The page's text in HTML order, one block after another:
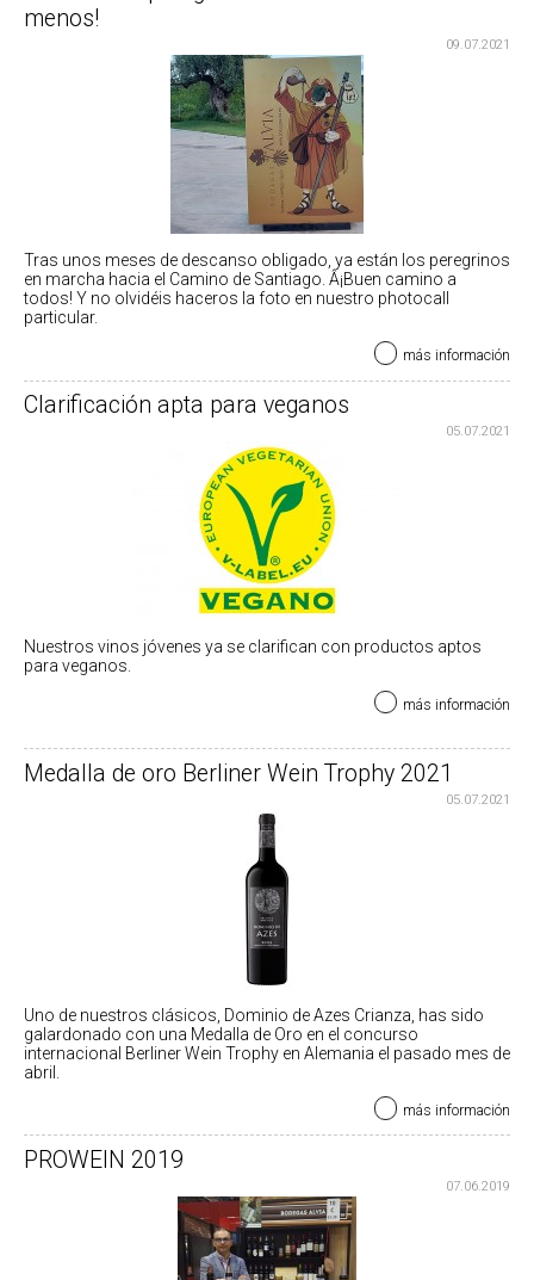
menos!
09.07.2021
Tras unos meses de descanso obligado, ya están los peregrinos
en marcha hacia el Camino de Santiago. Â¡Buen camino a
todos! Y no olvidéis haceros la foto en nuestro photocall
particular.
más información
Clarificación apta para veganos
05.07.2021
Nuestros vinos jóvenes ya se clarifican con productos aptos
para veganos.
más información
Medalla de oro Berliner Wein Trophy 2021
05.07.2021
Uno de nuestros clásicos, Dominio de Azes Crianza, has sido
galardonado con una Medalla de Oro en el concurso
internacional Berliner Wein Trophy en Alemania el pasado mes de
abril.
más información
PROWEIN 2019
07.06.2019